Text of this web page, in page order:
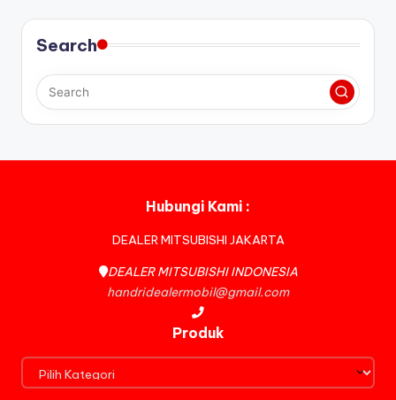
Search
Hubungi Kami :
DEALER MITSUBISHI JAKARTA
DEALER MITSUBISHI INDONESIA
handridealermobil@gmail.com
Produk
Produk